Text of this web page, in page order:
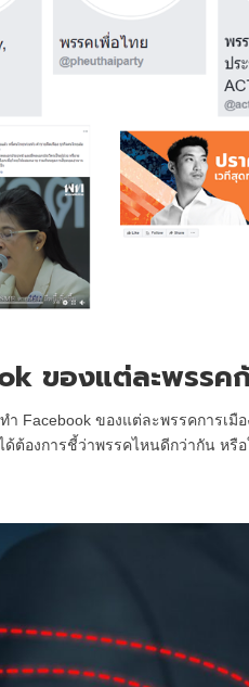
ของแต่ละพรรค
Facebook ของแต่ละพรรคการเมื
องการชี้ว่าพรรคไหนดีกว่ากัน หรือ